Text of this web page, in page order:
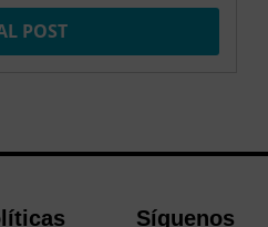
POST
Síguenos